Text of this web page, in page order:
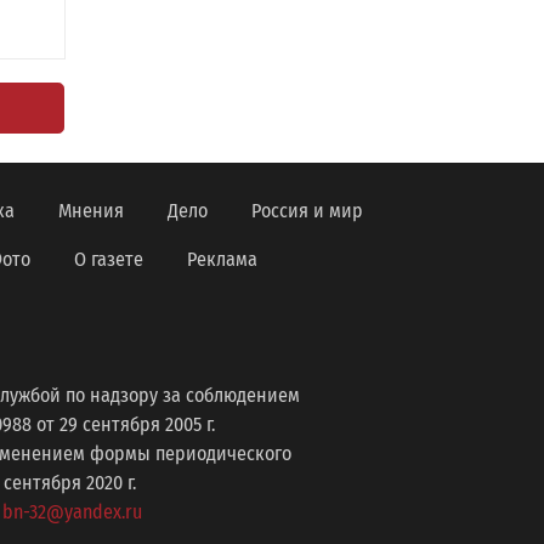
Мнения Дело Россия и мир
О газете Реклама
по надзору за соблюдением
от 29 сентября 2005 г.
формы периодического
2020 г.
32@yandex.ru